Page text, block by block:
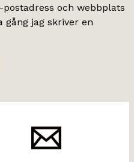
och webbplats
gång jag skriver en